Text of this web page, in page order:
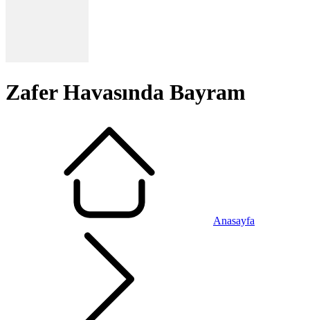
Zafer Havasında Bayram
Anasayfa